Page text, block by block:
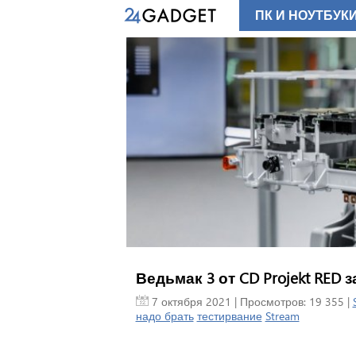
Ведьмак 3 от CD Projekt RED
7 октября 2021 | Просмотров: 19 355 |
надо брать тестирвание Stream
ПК И НОУТБУКИ